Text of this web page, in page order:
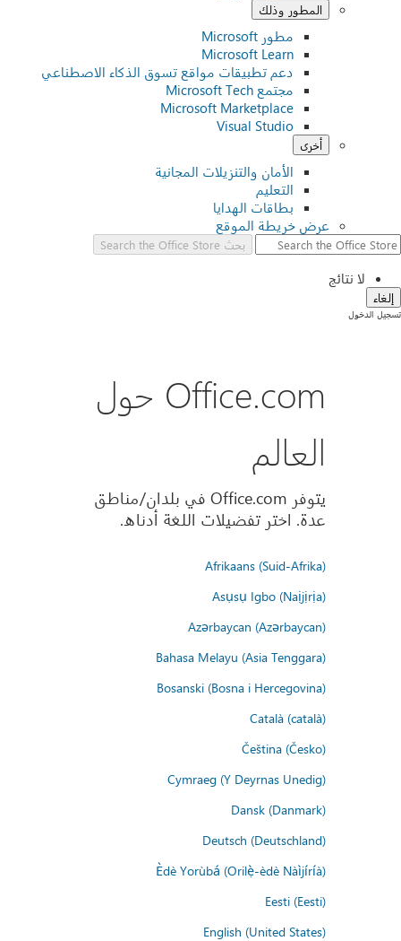
المطور وذلك
مطور Microsoft
Microsoft Learn
دعم تطبيقات مواقع تسوق الذكاء الاصطناعي
مجتمع Microsoft Tech
Microsoft Marketplace
Visual Studio
أخرى
الأمان والتنزيلات المجانية
التعليم
بطاقات الهدايا
عرض خريطة الموقع
بحث Search the Office Store
لا نتائج
إلغاء
تسجيل الدخول
Office.com حول
العالم
يتوفر Office.com في بلدان/مناطق
عدة. اختر تفضيلات اللغة أدناه.
Afrikaans (Suid-Afrika)
Asụsụ Igbo (Naịjịrịa)
Azərbaycan (Azərbaycan)
Bahasa Melayu (Asia Tenggara)
Bosanski (Bosna i Hercegovina)
Català (català)
Čeština (Česko)
Cymraeg (Y Deyrnas Unedig)
Dansk (Danmark)
Deutsch (Deutschland)
Èdè Yorùbá (Orilẹ̀-èdè Nàìjíríà)
Eesti (Eesti)
English (United States)